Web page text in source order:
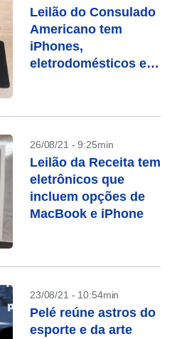
Leilão do Consulado
Americano tem
iPhones,
eletrodomésticos e
26/08/21 - 9:25min
Leilão da Receita tem
eletrônicos que
incluem opções de
MacBook e iPhone
23/08/21 - 10:54min
Pelé reúne astros do
esporte e da arte